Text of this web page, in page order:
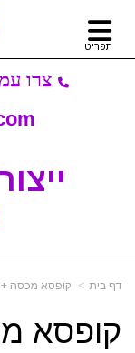
תפריט
צרו עמנו
דף בית קופסא מכסה
קופסא